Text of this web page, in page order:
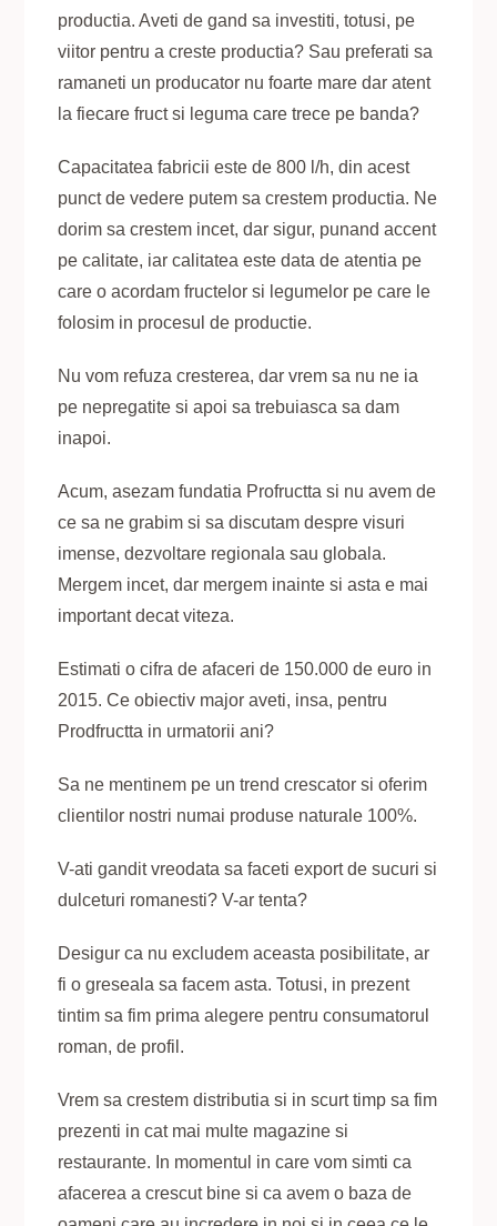
productia. Aveti de gand sa investiti, totusi, pe
viitor pentru a creste productia? Sau preferati sa
ramaneti un producator nu foarte mare dar atent
la fiecare fruct si leguma care trece pe banda?
Capacitatea fabricii este de 800 l/h, din acest
punct de vedere putem sa crestem productia. Ne
dorim sa crestem incet, dar sigur, punand accent
pe calitate, iar calitatea este data de atentia pe
care o acordam fructelor si legumelor pe care le
folosim in procesul de productie.
Nu vom refuza cresterea, dar vrem sa nu ne ia
pe nepregatite si apoi sa trebuiasca sa dam
inapoi.
Acum, asezam fundatia Profructta si nu avem de
ce sa ne grabim si sa discutam despre visuri
imense, dezvoltare regionala sau globala.
Mergem incet, dar mergem inainte si asta e mai
important decat viteza.
Estimati o cifra de afaceri de 150.000 de euro in
2015. Ce obiectiv major aveti, insa, pentru
Prodfructta in urmatorii ani?
Sa ne mentinem pe un trend crescator si oferim
clientilor nostri numai produse naturale 100%.
V-ati gandit vreodata sa faceti export de sucuri si
dulceturi romanesti? V-ar tenta?
Desigur ca nu excludem aceasta posibilitate, ar
fi o greseala sa facem asta. Totusi, in prezent
tintim sa fim prima alegere pentru consumatorul
roman, de profil.
Vrem sa crestem distributia si in scurt timp sa fim
prezenti in cat mai multe magazine si
restaurante. In momentul in care vom simti ca
afacerea a crescut bine si ca avem o baza de